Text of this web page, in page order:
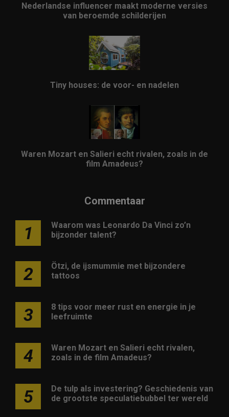
Nederlandse influencer maakt moderne versies
van beroemde schilderijen
Tiny houses: de voor- en nadelen
Waren Mozart en Salieri echt rivalen, zoals in de
film Amadeus?
Commentaar
1
Waarom was Leonardo Da Vinci zo’n
bijzonder talent?
2
Ötzi, de ijsmummie met bijzondere
tattoos
3
8 tips voor meer rust en energie in je
leefruimte
4
Waren Mozart en Salieri echt rivalen,
zoals in de film Amadeus?
5
De tulp als investering? Geschiedenis van
de grootste speculatiebubbel ter wereld